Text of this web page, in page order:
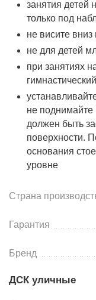
занятия детей
только под
не висите вниз
не для детей
при занятиях
не поднимайте
должен быть
поверхности.
основания
уровне
Страна
Гарантия
Бренд
ДСК уличные